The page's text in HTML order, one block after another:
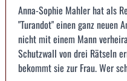
Anna-Sophie Mahler hat als
"Turandot" einen ganz neuen
nicht mit einem Mann
Schutzwall von drei Rätseln
bekommt sie zur Frau. Wer